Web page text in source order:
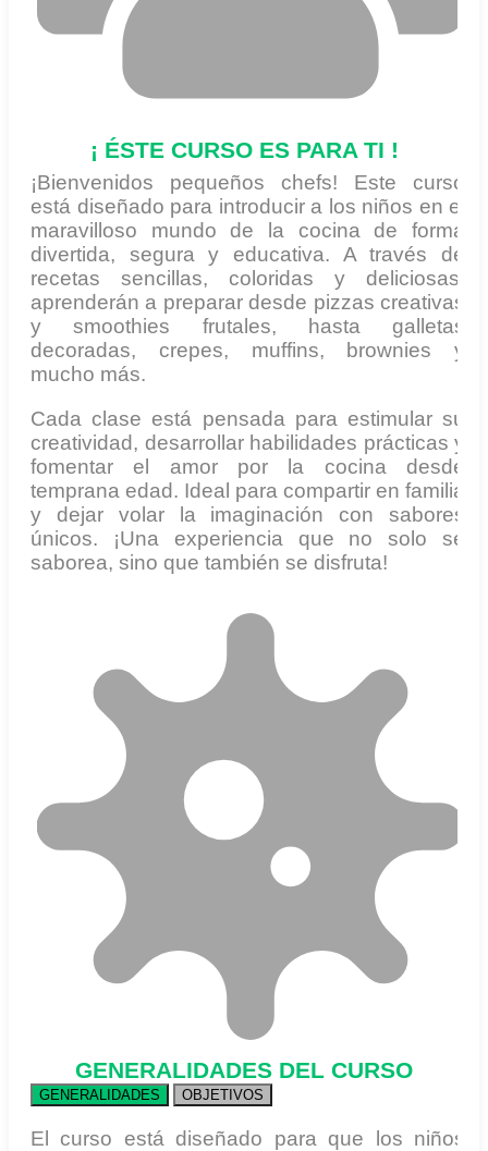
¡ ÉSTE CURSO ES PARA TI !
¡Bienvenidos pequeños chefs! Este curso
está diseñado para introducir a los niños en el
maravilloso mundo de la cocina de forma
divertida, segura y educativa. A través de
recetas sencillas, coloridas y deliciosas,
aprenderán a preparar desde pizzas creativas
y smoothies frutales, hasta galletas
decoradas, crepes, muffins, brownies y
mucho más.
Cada clase está pensada para estimular su
creatividad, desarrollar habilidades prácticas y
fomentar el amor por la cocina desde
temprana edad. Ideal para compartir en familia
y dejar volar la imaginación con sabores
únicos. ¡Una experiencia que no solo se
saborea, sino que también se disfruta!
GENERALIDADES DEL CURSO
GENERALIDADES OBJETIVOS
El curso está diseñado para que los niños